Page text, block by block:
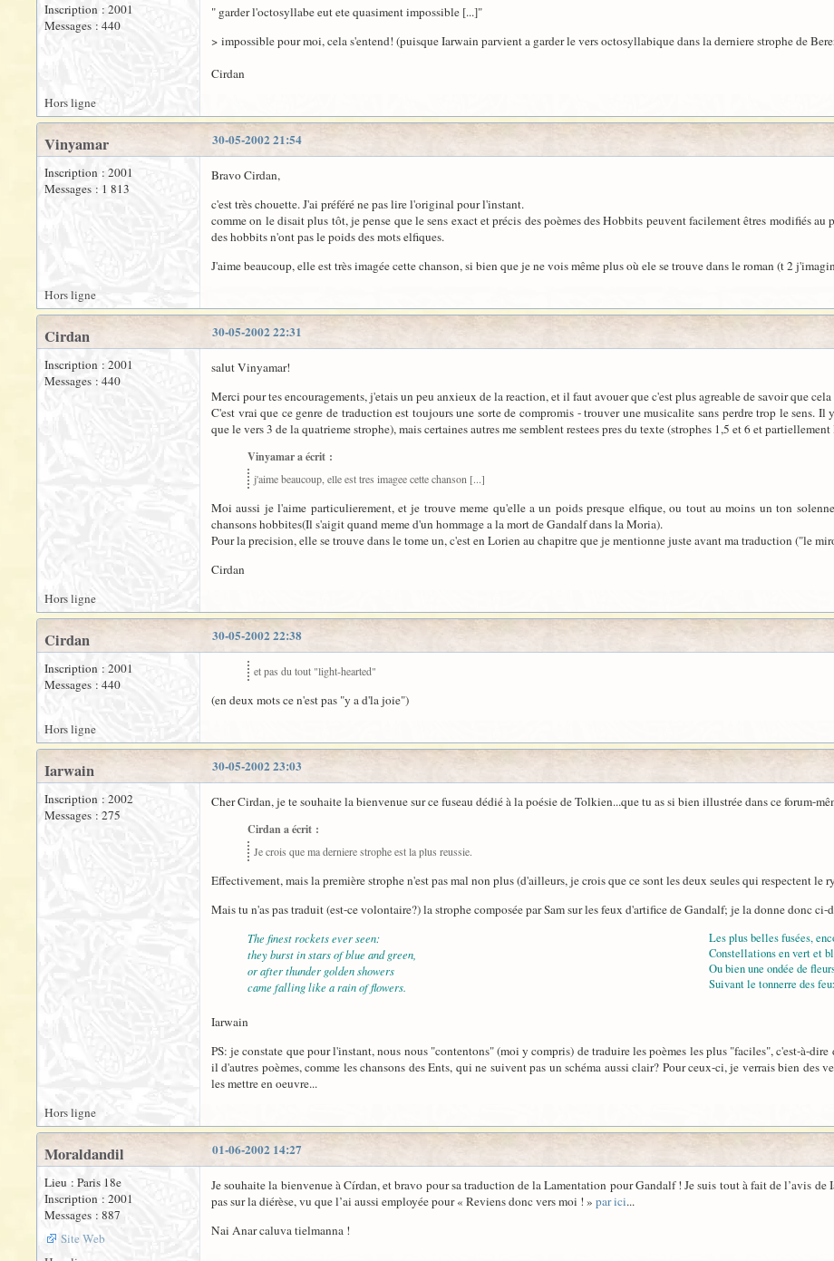
Inscription : 2001
Messages : 440
" garder l'octosyllabe eut ete quasiment impossible [...]"
> impossible pour moi, cela s'entend! (puisque Iarwain parvient a garder le vers octosyllabique dans la derniere strophe de
Cirdan
Hors ligne
30-05-2002 21:54
Vinyamar
Inscription : 2001
Messages : 1 813
Bravo Cirdan,
c'est très chouette. J'ai préféré ne pas lire l'original pour l'instant.
comme on le disait plus tôt, je pense que le sens exact et précis des poèmes des Hobbits peuvent facilement êtres modifiés
des hobbits n'ont pas le poids des mots elfiques.
J'aime beaucoup, elle est très imagée cette chanson, si bien que je ne vois même plus où ele se trouve dans le roman (t 2
Hors ligne
30-05-2002 22:31
Cirdan
Inscription : 2001
Messages : 440
salut Vinyamar!
Merci pour tes encouragements, j'etais un peu anxieux de la reaction, et il faut avouer que c'est plus agreable de savoir que
C'est vrai que ce genre de traduction est toujours une sorte de compromis - trouver une musicalite sans perdre trop le sens.
que le vers 3 de la quatrieme strophe), mais certaines autres me semblent restees pres du texte (strophes 1,5 et 6 et
Vinyamar a écrit :
j'aime beaucoup, elle est tres imagee cette chanson [...]
Moi aussi je l'aime particulierement, et je trouve meme qu'elle a un poids presque elfique, ou tout au moins un ton
chansons hobbites(Il s'aigit quand meme d'un hommage a la mort de Gandalf dans la Moria).
Pour la precision, elle se trouve dans le tome un, c'est en Lorien au chapitre que je mentionne juste avant ma traduction ("le
Cirdan
Hors ligne
30-05-2002 22:38
Cirdan
Inscription : 2001
Messages : 440
et pas du tout "light-hearted"
(en deux mots ce n'est pas "y a d'la joie")
Hors ligne
30-05-2002 23:03
Iarwain
Inscription : 2002
Messages : 275
Cher Cirdan, je te souhaite la bienvenue sur ce fuseau dédié à la poésie de Tolkien...que tu as si bien illustrée dans ce forum-
Cirdan a écrit :
Je crois que ma derniere strophe est la plus reussie.
Effectivement, mais la première strophe n'est pas mal non plus (d'ailleurs, je crois que ce sont les deux seules qui respectent le
Mais tu n'as pas traduit (est-ce volontaire?) la strophe composée par Sam sur les feux d'artifice de Gandalf; je la donne donc ci-
The finest rockets ever seen:
they burst in stars of blue and green,
or after thunder golden showers
came falling like a rain of flowers.
Les plus belles fusées,
Constellations en vert et
Ou bien une ondée de
Suivant le tonnerre des
Iarwain
PS: je constate que pour l'instant, nous nous "contentons" (moi y compris) de traduire les poèmes les plus "faciles", c'est-à-
il d'autres poèmes, comme les chansons des Ents, qui ne suivent pas un schéma aussi clair? Pour ceux-ci, je verrais bien des
les mettre en oeuvre...
Hors ligne
01-06-2002 14:27
Moraldandil
Lieu : Paris 18e
Inscription : 2001
Messages : 887
Site Web
Je souhaite la bienvenue à Círdan, et bravo pour sa traduction de la Lamentation pour Gandalf ! Je suis tout à fait de l’avis
pas sur la diérèse, vu que l’ai aussi employée pour « Reviens donc vers moi ! » par ici...
Nai Anar caluva tielmanna !